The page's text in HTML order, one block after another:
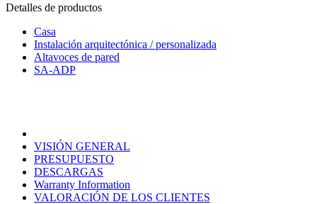
Detalles de productos
Casa
Instalación arquitectónica / personalizada
Altavoces de pared
SA-ADP
VISIÓN GENERAL
PRESUPUESTO
DESCARGAS
Warranty Information
VALORACIÓN DE LOS CLIENTES